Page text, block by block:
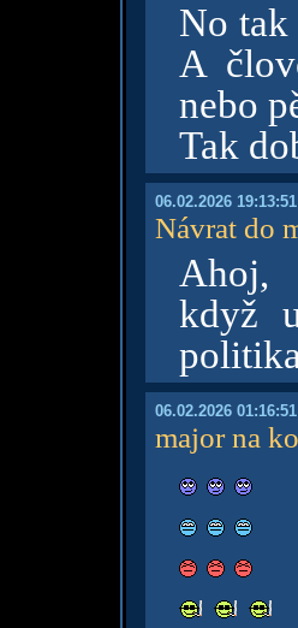
No tak
A
nebo
Tak
06.02.2026 19:13:51
Návrat do
Ahoj,
když
06.02.2026 01:16:51
major na